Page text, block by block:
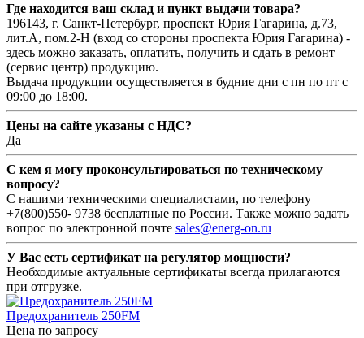
Где находится ваш склад и пункт выдачи товара?
196143, г. Санкт-Петербург, проспект Юрия Гагарина, д.73,
лит.А, пом.2-Н (вход со стороны проспекта Юрия Гагарина) -
здесь можно заказать, оплатить, получить и сдать в ремонт
(сервис центр) продукцию.
Выдача продукции осуществляется в будние дни с пн по пт с
09:00 до 18:00.
Цены на сайте указаны с НДС?
Да
С кем я могу проконсультироваться по техническому
вопросу?
С нашими техническими специалистами, по телефону
+7(800)550- 9738 бесплатные по России. Также можно задать
вопрос по электронной почте sales@energ-on.ru
У Вас есть сертификат на регулятор мощности?
Необходимые актуальные сертификаты всегда прилагаются
при отгрузке.
Предохранитель 250FM
Цена по запросу